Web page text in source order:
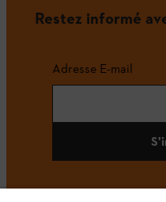
Restez informé
Adresse E-mail